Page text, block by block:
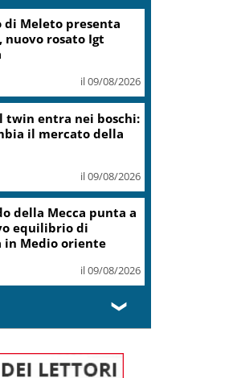
di Meleto presenta
nuovo rosato Igt
il 09/08/2026
twin entra nei boschi:
il mercato della
il 09/08/2026
della Mecca punta a
equilibrio di
in Medio oriente
il 09/08/2026
❯